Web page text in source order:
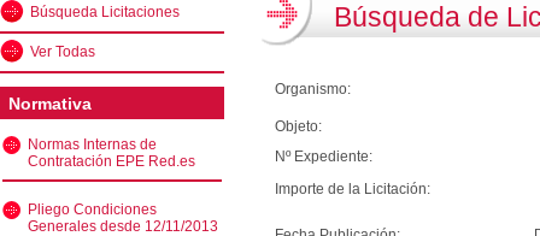
Búsqueda Licitaciones
Ver Todas
Normativa
Normas Internas de
Contratación EPE Red.es
Pliego Condiciones
Generales desde 12/11/2013
Búsqueda de
Organismo:
Objeto:
Nº Expediente:
Importe de la Licitación: